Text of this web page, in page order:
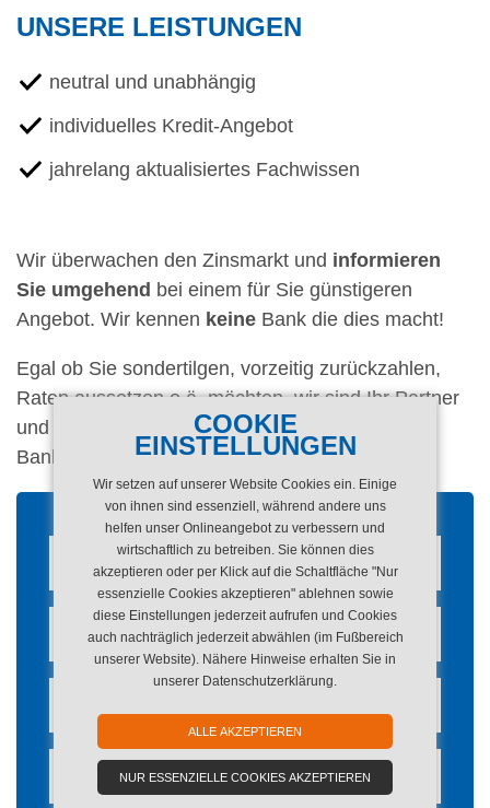
UNSERE LEISTUNGEN
neutral und unabhängig
individuelles Kredit-Angebot
jahrelang aktualisiertes Fachwissen
Wir überwachen den Zinsmarkt und informieren
Sie umgehend bei einem für Sie günstigeren
Angebot. Wir kennen keine Bank die dies macht!
Egal ob Sie sondertilgen, vorzeitig zurückzahlen,
Raten aussetzen o.ä. möchten, wir sind Ihr Partner
und vertreten
Ihre Interessen und nicht die der
Banken.
COOKIE
EINSTELLUNGEN
Wir setzen auf unserer Website Cookies ein. Einige
von ihnen sind essenziell, während andere uns
helfen unser Onlineangebot zu verbessern und
wirtschaftlich zu betreiben. Sie können dies
akzeptieren oder per Klick auf die Schaltfläche "Nur
essenzielle Cookies akzeptieren" ablehnen sowie
diese Einstellungen jederzeit aufrufen und Cookies
auch nachträglich jederzeit abwählen (im Fußbereich
unserer Website). Nähere Hinweise erhalten Sie in
unserer Datenschutzerklärung.
ALLE AKZEPTIEREN
NUR ESSENZIELLE COOKIES AKZEPTIEREN